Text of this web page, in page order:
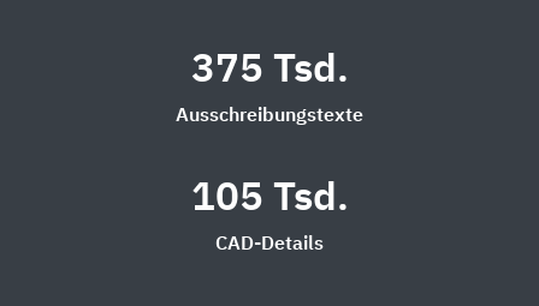
375 Tsd.
Ausschreibungstexte
105 Tsd.
CAD-Details